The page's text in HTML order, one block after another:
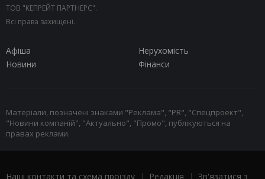
ТОВ "КЕПРЕЙТ ПАРТНЕРС".
Всі права захищені.
Афіша
Нерухомість
Новини
Фінанси
Матеріали, позначені знаками "Реклама", "PR", "Спецпроект",
"Новини компаній", "Актуально", "Промо", публікуються на
правах реклами.
Наші контакти та схема проїзду | Редакція | Зв'язатися з